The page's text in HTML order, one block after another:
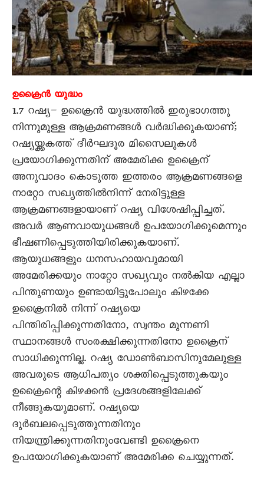
ഉക്രൈൻ യുദ്ധം
1.7 റഷ്യ– ഉക്രൈൻ യുദ്ധത്തിൽ ഇരുഭാഗത്തു
നിന്നുമുള്ള ആക്രമണങ്ങൾ വർദ്ധിക്കുകയാണ്;
റഷ്യയ്ക്കകത്ത് ദീർഘദൂര മിസൈലുകൾ
പ്രയോഗിക്കുന്നതിന് അമേരിക്ക ഉക്രൈന്
അനുവാദം കൊടുത്ത ഇത്തരം ആക്രമണങ്ങളെ
നാറ്റോ സഖ്യത്തിൽനിന്ന് നേരിട്ടുള്ള
ആക്രമണങ്ങളായാണ് റഷ്യ വിശേഷിപ്പിച്ചത്.
അവർ ആണവായുധങ്ങൾ ഉപയോഗിക്കുമെന്നും
ഭീഷണിപ്പെടുത്തിയിരിക്കുകയാണ്.
ആയുധങ്ങളും ധനസഹായവുമായി
അമേരിക്കയും നാറ്റോ സഖ്യവും നൽകിയ എല്ലാ
പിന്തുണയും ഉണ്ടായിട്ടുപോലും കിഴക്കേ
ഉക്രൈനിൽ നിന്ന് റഷ്യയെ
പിന്തിരിപ്പിക്കുന്നതിനോ, സ്വന്തം മുന്നണി
സ്ഥാനങ്ങൾ സംരക്ഷിക്കുന്നതിനോ ഉക്രൈന്
സാധിക്കുന്നില്ല. റഷ്യ ഡോൺബാസിനുമേലുള്ള
അവരുടെ ആധിപത്യം ശക്തിപ്പെടുത്തുകയും
ഉക്രൈന്റെ കിഴക്കൻ പ്രദേശങ്ങളിലേക്ക്
നീങ്ങുകയുമാണ്. റഷ്യയെ
ദുർബലപ്പെടുത്തുന്നതിനും
നിയന്ത്രിക്കുന്നതിനുംവേണ്ടി ഉക്രൈനെ
ഉപയോഗിക്കുകയാണ് അമേരിക്ക ചെയ്യുന്നത്.